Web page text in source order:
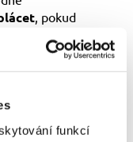
funkcí
, pokud
zneužít a